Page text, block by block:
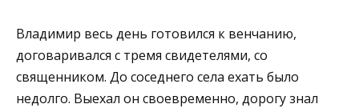
Владимир весь день готовился к венчанию,
договаривался с тремя свидетелями, со
священником. До соседнего села ехать было
недолго. Выехал он своевременно, дорогу знал